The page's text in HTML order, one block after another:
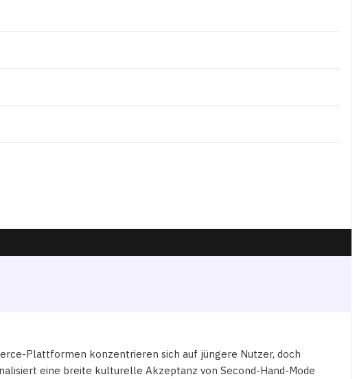
Plattformen konzentrieren sich auf jüngere Nutzer, doch
eine breite kulturelle Akzeptanz von Second-Hand-Mode